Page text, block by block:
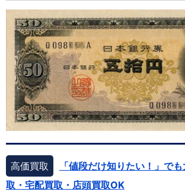
高価買取
「値段だけ知りたい！」で
取・宅配買取・店頭買取OK